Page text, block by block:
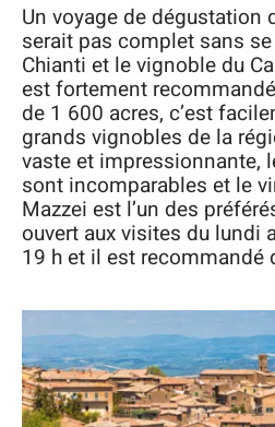
Un voyage de dégustation
serait pas complet sans
Chianti et le vignoble du
est fortement
de 1 600 acres, c’est
grands vignobles de la
vaste et impressionnante,
sont incomparables et le
Mazzei est l’un des
ouvert aux visites du lundi
19 h et il est recommandé